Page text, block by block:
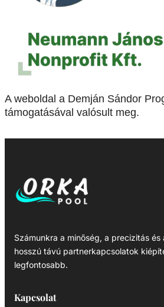
A weboldal a Demján Sándor
támogatásával valósult meg.
Számunkra a minőség, a precizitás és
hosszú távú partnerkapcsolatok
legfontosabb.
Kapcsolat